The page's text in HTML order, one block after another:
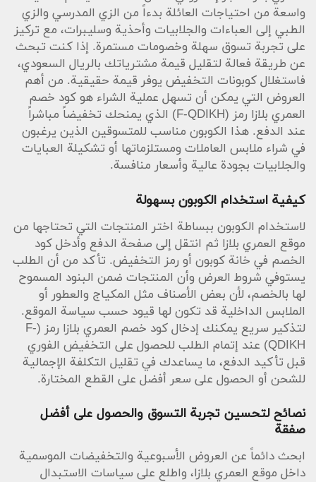
القطع المختارة.
نصائح لتحسين تجربة التسوق والحصول على أفضل صفقة
ابحث دائماً عن العروض الأسبوعية والتخفيضات
الموسمية داخل موقع العمري بلازا، واطلع على سياسات
الاستبدال والاسترجاع للتأكد من حقوقك في حال رغبت
باستبدال أو استرجاع أي منتج. تذكر التواصل مع فريق
الاسترجاع والاستبدال عبر واتساب على الرقم
966503099958 للحصول على بوليصة الاستبدال أو الارجاع
وتفاصيل الشحن. كما يفضل مراجعة سياسة منتجات
التغليف كهدية لأن رسوم التغليف وكروت الهدية قد لا
والعروض المميزة ستحصل على أفضل قيمة مقابل
مشترياتك.
معلومات عملية عن الشحن والسياسات
العمري بلازا يشحن داخل المملكة بعملته المحلية الريال
السعودي ويقدم خيارات تتفاوت زمنياً حسب الموقع ونوع
الطلب، كما أن سياسة الاستبدال والاسترجاع واضحة:
جميع المشتريات قابلة للاستبدال والإرجاع خلال سبعة أيام
من تاريخ الوصول بشرط أن تكون المنتجات في حالتها
الأصلية. إذا استوفى الطلب شروط الاسترجاع فسيتم إرسال
بوليصة ارجاع عبر الواتساب، وبعد استلام الشحنة وفحصها
يتم إرجاع المبلغ أو استبدال المنتج وفق الشروط
المفروضة.
للمقارنة مع متاجر أخرى أو للحصول على أفكار عن عروض
مماثلة يمكن زيارة صفحات متاجر متنوعة مثلتيموحيث
تجد خصومات متغيرة ونصائح للاستفادة من كوبونات
متعددة.
خلاصة سريعة قبل الشراء
واسعة من احتياجات العائلة بدءاً من الزي المدرسي والزي
الطبي إلى العباءات والجلابيات وأحذية وسليبرات، مع تركيز
على تجربة تسوق سهلة وخصومات مستمرة. إذا كنت تبحث
عن طريقة فعالة لتقليل قيمة مشترياتك بالريال السعودي،
فاستغلال كوبونات التخفيض يوفر قيمة حقيقية. من أهم
العروض التي يمكن أن تسهل عملية الشراء هو كود خصم
العمري بلازا رمز (F-QDIKH) الذي يمنحك تخفيضاً مباشراً
عند الدفع. هذا الكوبون مناسب للمتسوقين الذين يرغبون
في شراء ملابس العاملات ومستلزماتها أو تشكيلة العبايات
والجلابيات بجودة عالية وأسعار منافسة.
كيفية استخدام الكوبون بسهولة
لاستخدام الكوبون ببساطة اختر المنتجات التي تحتاجها من
موقع العمري بلازا ثم انتقل إلى صفحة الدفع وأدخل كود
الخصم في خانة كوبون أو رمز التخفيض. تأكد من أن الطلب
يستوفي شروط العرض وأن المنتجات ضمن البنود المسموح
لها بالخصم، لأن بعض الأصناف مثل المكياج والعطور أو
الملابس الداخلية قد تكون لها قيود حسب سياسة الموقع.
لتذكير سريع يمكنك إدخال كود خصم العمري بلازا رمز (F-
QDIKH) عند إتمام الطلب للحصول على التخفيض الفوري
قبل تأكيد الدفع، ما يساعدك في تقليل التكلفة الإجمالية
للشحن أو الحصول على سعر أفضل على القطع المختارة.
نصائح لتحسين تجربة التسوق والحصول على أفضل
صفقة
ابحث دائماً عن العروض الأسبوعية والتخفيضات الموسمية
داخل موقع العمري بلازا، واطلع على سياسات الاستبدال